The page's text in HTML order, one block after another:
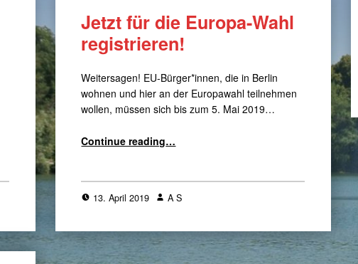
Jetzt für die Europa-Wahl
registrieren!
Weitersagen! EU-Bürger*innen, die in Berlin
wohnen und hier an der Europawahl teilnehmen
wollen, müssen sich bis zum 5. Mai 2019…
Continue reading…
13. April 2019 A S